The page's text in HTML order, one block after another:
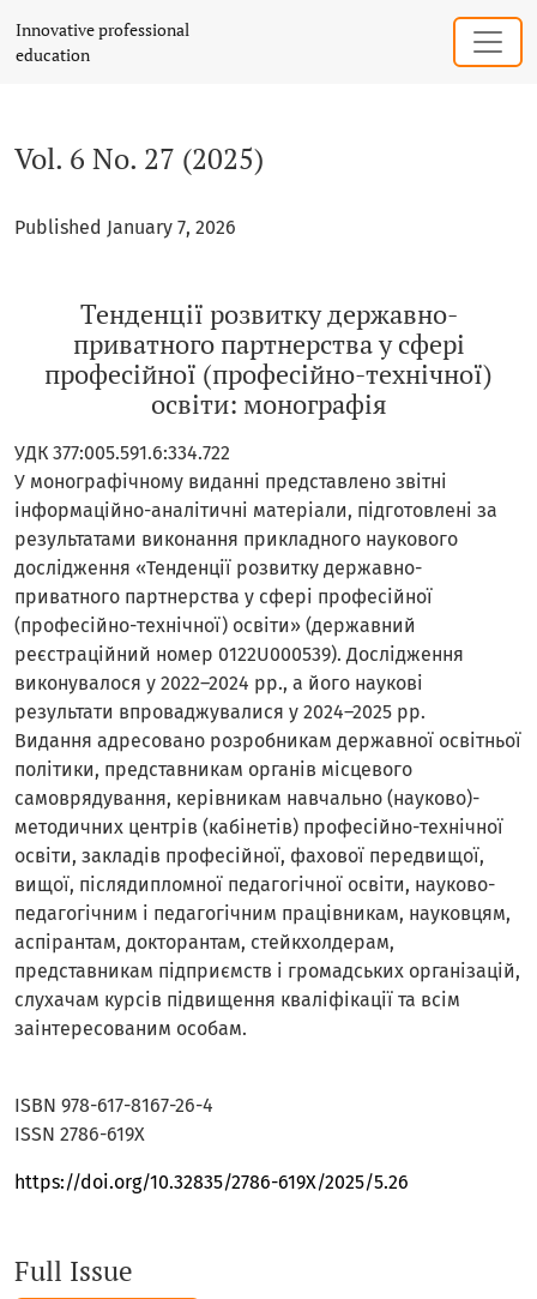
Vol. 6 No. 27 (2025): Тенденції розвитку державно-
Innovative professional
education
Vol. 6 No. 27 (2025)
Published January 7, 2026
Тенденції розвитку державно-
приватного партнерства у сфері
професійної (професійно-технічної)
освіти: монографія
УДК 377:005.591.6:334.722
У монографічному виданні представлено звітні
інформаційно-аналітичні матеріали, підготовлені за
результатами виконання прикладного наукового
дослідження «Тенденції розвитку державно-
приватного партнерства у сфері професійної
(професійно-технічної) освіти» (державний
реєстраційний номер 0122U000539). Дослідження
виконувалося у 2022–2024 рр., а його наукові
результати впроваджувалися у 2024–2025 рр.
Видання адресовано розробникам державної освітньої
політики, представникам органів місцевого
самоврядування, керівникам навчально (науково)-
методичних центрів (кабінетів) професійно-технічної
освіти, закладів професійної, фахової передвищої,
вищої, післядипломної педагогічної освіти, науково-
педагогічним і педагогічним працівникам, науковцям,
аспірантам, докторантам, стейкхолдерам,
представникам підприємств і громадських організацій,
слухачам курсів підвищення кваліфікації та всім
заінтересованим особам.
ISBN 978-617-8167-26-4
ISSN 2786-619Х
https://doi.org/10.32835/2786-619X/2025/5.26
Full Issue